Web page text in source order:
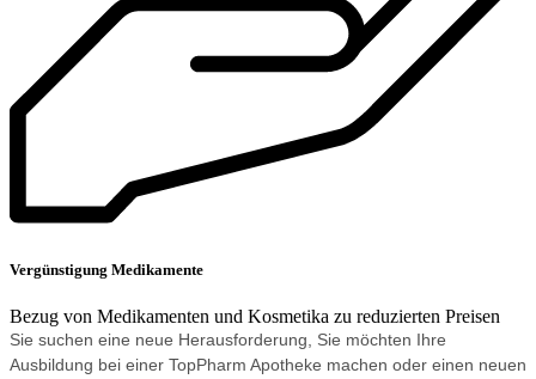
Vergünstigung Medikamente
Bezug von Medikamenten und Kosmetika zu reduzierten Preisen
Sie suchen eine neue Herausforderung, Sie möchten Ihre
Ausbildung bei einer TopPharm Apotheke machen oder einen neuen